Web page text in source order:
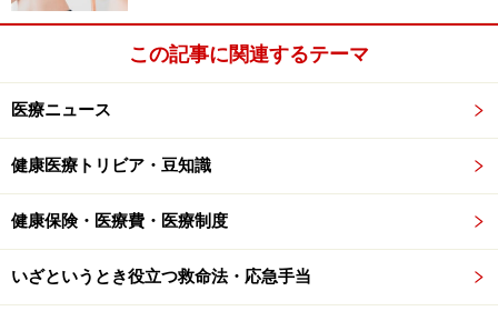
くしてくれますが、アルコールには利尿作用もありま
す。それでなくても脱水症をおこしやすい季節です。そ
れによって脳梗塞が多いという傾向もあります。また、
飲酒は脈拍数を増加させて不整脈を誘発することもわか
っています。入浴が血圧に変動を与えるのも確かです。
がら突然死」というのは、医学的に考えると扇風機のせ
いというよりも、実際には上記のような他の原因の方が
この記事に関連するテーマ
医療ニュース
健康医療トリビア・豆知識
健康保険・医療費・医療制度
いざというとき役立つ救命法・応急手当